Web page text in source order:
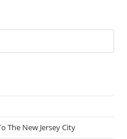
The New Jersey City